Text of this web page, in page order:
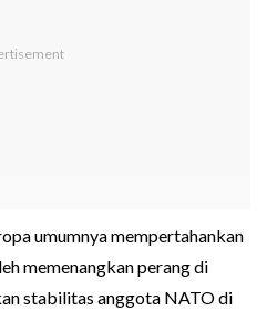
umumnya mempertahankan
memenangkan perang di
stabilitas anggota NATO di